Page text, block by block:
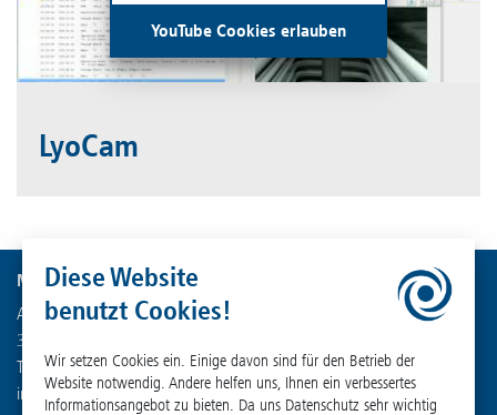
YouTube Cookies erlauben
LyoCam
Martin Christ Gefriertrocknungsanlagen GmbH
An der Unteren Söse 50
37520 Osterode am Harz
Tel. +49 (0) 55 22 50 07-0
info
@martinchrist.de
Diese Website
benutzt Cookies!
Wir setzen Cookies ein. Einige davon sind für den Betrieb der
Website notwendig. Andere helfen uns, Ihnen ein verbessertes
Informationsangebot zu bieten. Da uns Datenschutz sehr wichtig